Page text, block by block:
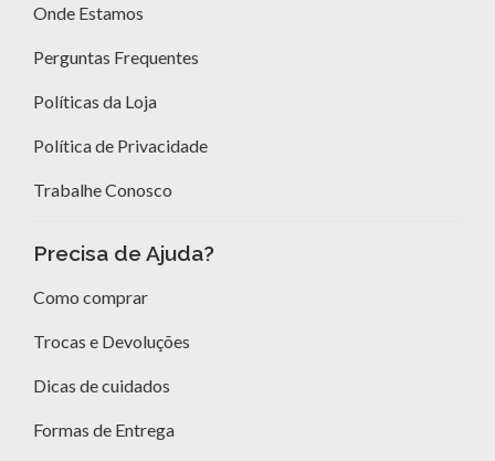
Onde Estamos
Perguntas Frequentes
Políticas da Loja
Política de Privacidade
Trabalhe Conosco
Precisa de Ajuda?
Como comprar
Trocas e Devoluções
Dicas de cuidados
Formas de Entrega